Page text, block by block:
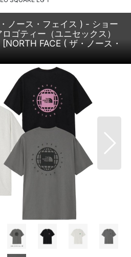
ノース・フェイス ) - ショー
ゴティー（ユニセックス）
[NORTH FACE ( ザ・ノース・